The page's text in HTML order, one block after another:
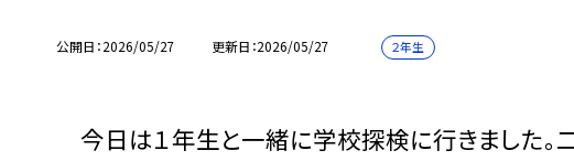
公開日 2026/05/27 更新日 2026/05/27 ２年生
今日は１年生と一緒に学校探検に行きました